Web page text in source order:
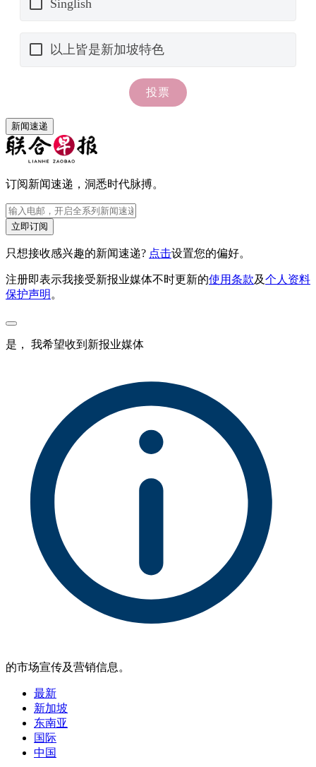
新闻速递
订阅新闻速递，洞悉时代脉搏。
立即订阅
只想接收感兴趣的新闻速递? 点击设置您的偏好。
注册即表示我接受新报业媒体不时更新的使用条款及个人资料
保护声明 。
是， 我希望收到新报业媒体
的市场宣传及营销信息。
最新
新加坡
东南亚
国际
中国